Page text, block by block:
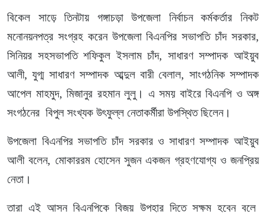
বিকেল সাড়ে তিনটায় গঙ্গাচড়া উপজেলা নির্বাচন কর্মকর্তার নিকট
মনোনয়নপত্র সংগ্রহ করেন উপজেলা বিএনপির সভাপতি চাঁদ সরকার,
সিনিয়র সহসভাপতি শফিকুল ইসলাম চাঁদ, সাধারণ সম্পাদক আইয়ুব
আলী, যুগ্ম সাধারণ সম্পাদক আব্দুল বারী বেলাল, সাংগঠনিক সম্পাদক
আপেল মাহমুদ, মিজানুর রহমান লুলু। এ সময় বাইরে বিএনপি ও অঙ্গ
সংগঠনের বিপুল সংখ্যক উৎফুল্ল নেতাকর্মীরা উপস্থিত ছিলেন।
উপজেলা বিএনপির সভাপতি চাঁদ সরকার ও সাধারণ সম্পাদক আইয়ুব
আলী বলেন, মোকাররম হোসেন সুজন একজন গ্রহণযোগ্য ও জনপ্রিয়
নেতা।
তারা এই আসন বিএনপিকে বিজয় উপহার দিতে সক্ষম হবেন বলে